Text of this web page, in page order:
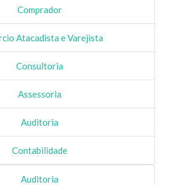
Comprador
Atacadista e Varejista
Consultoria
Assessoria
Auditoria
Contabilidade
Auditoria